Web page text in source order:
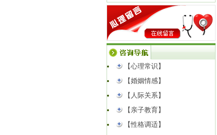
课堂圆满开讲！【点击查看】
同事背后说你坏话？3种高情商回应，戒
掉职场内耗【点击查看】
【心理常识】
【婚姻情感】
【人际关系】
【亲子教育】
【性格调适】